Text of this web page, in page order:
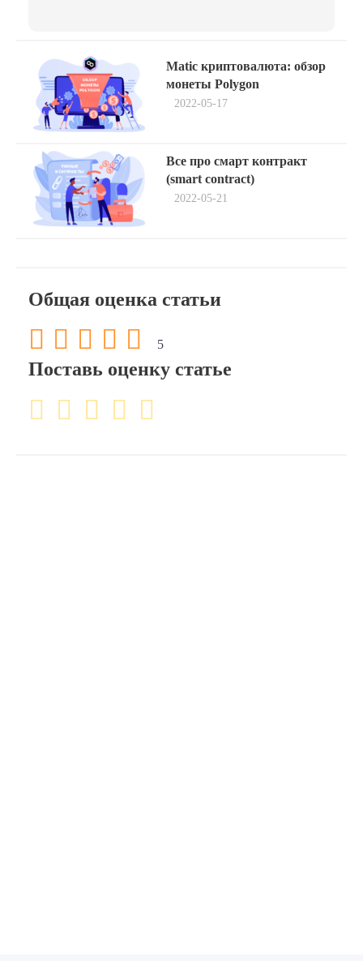
Навигация
по
записям
Previous
Matic криптовалюта: обзор
монеты Polygon
2022-05-17
post:
Все про смарт контракт
(smart contract)
2022-05-21
Общая оценка статьи
5
Поставь оценку статье